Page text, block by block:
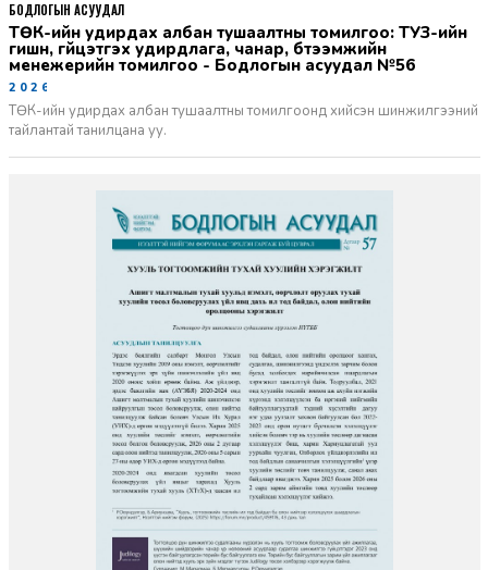
ТӨК-ийн удирдах албан тушаалтны томилгоо: ТУЗ-ийн
гишүүн, гүйцэтгэх удирдлага, чанар, бүтээмжийн
менежерийн томилгоо - Бодлогын асуудал №56
2026-06-02
ТӨК-ийн удирдах албан тушаалтны томилгоонд хийсэн шинжилгээний
тайлантай танилцана уу.
БОДЛОГЫН АСУУДАЛ